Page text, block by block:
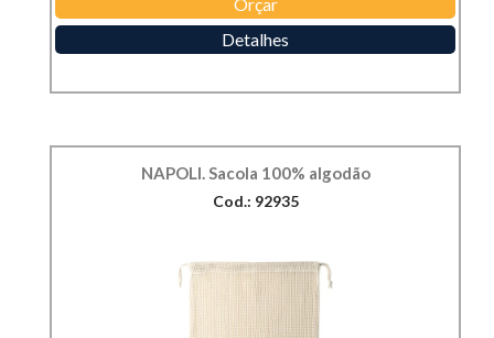
Detalhes
NAPOLI. Sacola 100% algodão
Cod.: 92935